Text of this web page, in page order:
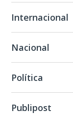
Internacional
Nacional
Política
Publipost